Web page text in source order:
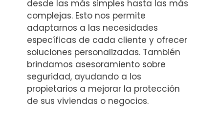
desde las más simples hasta las más
complejas. Esto nos permite
adaptarnos a las necesidades
específicas de cada cliente y ofrecer
soluciones personalizadas. También
brindamos asesoramiento sobre
seguridad, ayudando a los
propietarios a mejorar la protección
de sus viviendas o negocios.